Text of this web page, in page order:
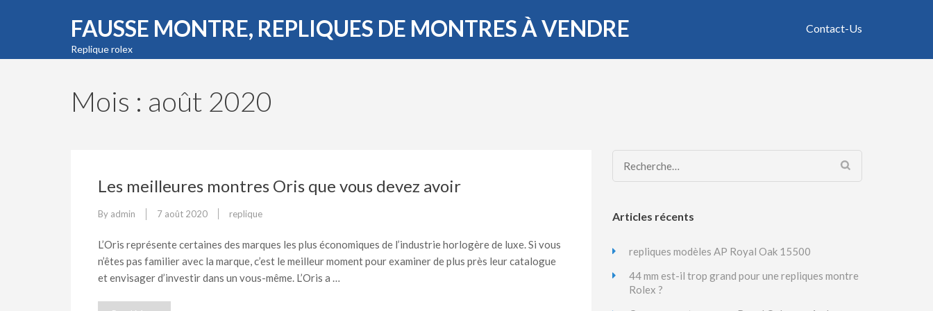
FAUSSE MONTRE, REPLIQUES DE MONTRES À VENDRE
Replique rolex
Contact-Us
Mois : août 2020
Les meilleures montres Oris que vous devez avoir
By admin 7 août 2020 replique
L’Oris représente certaines des marques les plus économiques de l’industrie horlogère de luxe. Si vous
n’êtes pas familier avec la marque, c’est le meilleur moment pour examiner de plus près leur catalogue
et envisager d’investir dans un vous-même. L’Oris a …
Rechercher :
Articles récents
repliques modèles AP Royal Oak 15500
44 mm est-il trop grand pour une repliques montre
Rolex ?